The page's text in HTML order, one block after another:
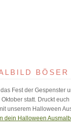
Fest der Gespenster
Oktober statt. Druckt
unserem Halloween
dein Halloween